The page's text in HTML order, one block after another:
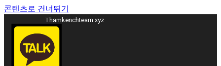
콘텐츠로 건너뛰기
Thamkenchteam.xyz